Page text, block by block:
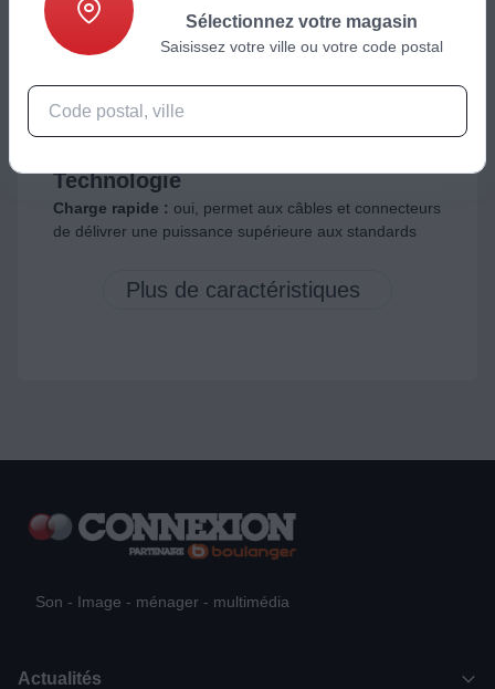
Connectiques
Nombre de port(s) de sortie :1.0
Port sortie 1 :
Technologie
Charge rapide : oui, permet aux câbles et connecteurs
de délivrer une puissance supérieure aux standards
Son - Image - ménager - multimédia
Actualités
Sélectionnez votre magasin
Saisissez votre ville ou votre code postal